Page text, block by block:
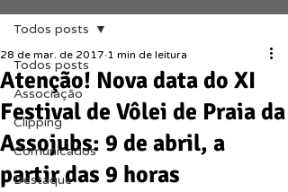
Todos posts
Associação
Clipping
Comunicados
Destaque
Todos posts
Atenção! Nova data do XI
Festival de Vôlei de Praia da
Assojubs: 9 de abril, a
partir das 9 horas
28 de mar. de 2017 1 min de leitura